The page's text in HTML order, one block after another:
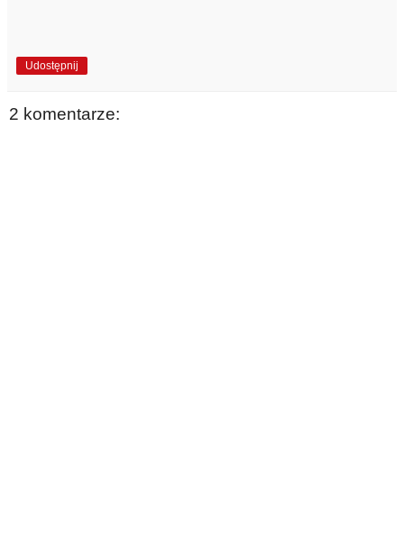
Udostępnij
2 komentarze: